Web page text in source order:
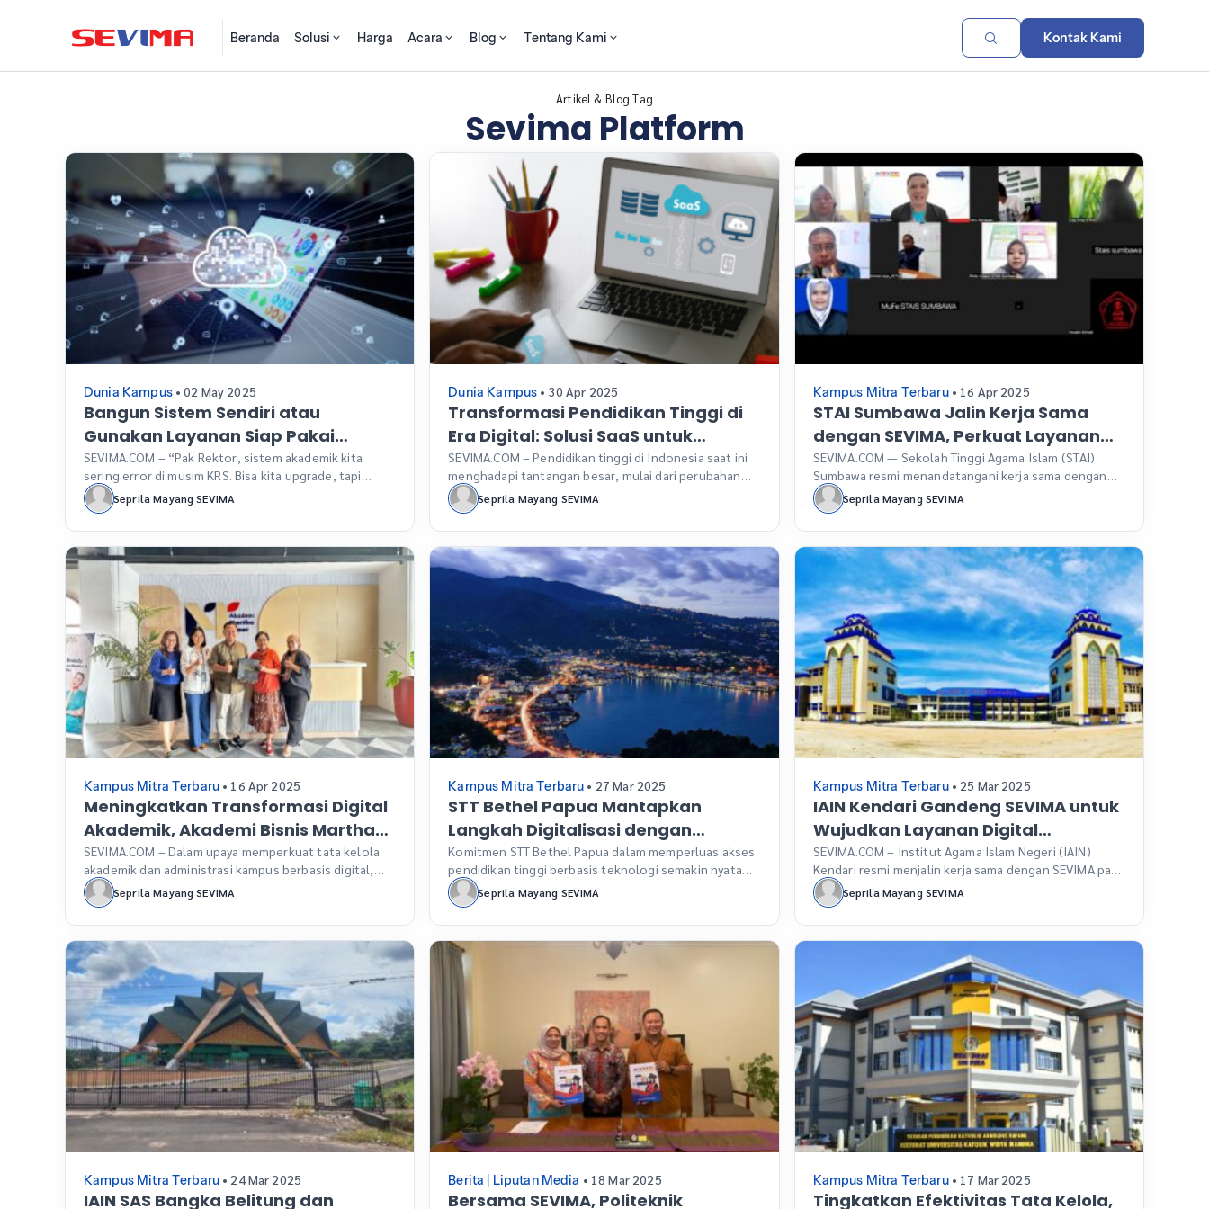
Beranda Solusi Harga Acara Blog Tentang Kami Kontak Kami
Artikel & Blog Tag
Sevima Platform
Dunia Kampus • 02 May 2025
Bangun Sistem Sendiri atau
Gunakan Layanan Siap Pakai
(SaaS)? Ini Solusi Terbaik untuk
Kampus Anda
SEVIMA.COM – “Pak Rektor, sistem akademik kita
sering error di musim KRS. Bisa kita upgrade, tapi
butuh server baru. Budget-nya siap, Pak?” Kalimat
seperti itu bukan hal asing di beberapa rapat pimpinan
perguruan tinggi. Tim IT kampus berusaha maksimal
membangun dan menjaga sistem, namun seringkali
terjebak di persoalan klasik, seperti keterbatasan
sumber daya, ketergantungan pada […]
Seprila Mayang SEVIMA
Dunia Kampus • 30 Apr 2025
Transformasi Pendidikan Tinggi di
Era Digital: Solusi SaaS untuk
Meningkatkan Efisiensi Kampus
SEVIMA.COM – Pendidikan tinggi di Indonesia saat ini
menghadapi tantangan besar, mulai dari perubahan
kebutuhan pasar kerja yang semakin dinamis hingga
kesenjangan antara sistem pendidikan dan
perkembangan teknologi yang pesat. Untuk
menghadapi tantangan tersebut, perguruan tinggi
perlu melakukan transformasi digital yang menyeluruh
dengan tujuan menciptakan pengalaman belajar yang
lebih relevan, efisien, dan terjangkau. Salah satu […]
Seprila Mayang SEVIMA
Kampus Mitra Terbaru • 16 Apr 2025
STAI Sumbawa Jalin Kerja Sama
dengan SEVIMA, Perkuat Layanan
Akademik dan Siap Hadapi
Asesmen
SEVIMA.COM — Sekolah Tinggi Agama Islam (STAI)
Sumbawa resmi menandatangani kerja sama dengan
SEVIMA, dalam rangka memperkuat sistem akademik
digital di lingkungan kampus. Penandatanganan nota
kesepahaman ini dilaksanakan secara daring pada
Jumat, 11 April 2025, dan dihadiri langsung oleh
Rektor STAI Sumbawa, Ahmad Jaya, S.Pd., M.T.
Kolaborasi ini menjadi langkah penting dalam
meningkatkan performa layanan […]
Seprila Mayang SEVIMA
Kampus Mitra Terbaru • 16 Apr 2025
Meningkatkan Transformasi Digital
Akademik, Akademi Bisnis Martha
Tilaar Gandeng SEVIMA
SEVIMA.COM – Dalam upaya memperkuat tata kelola
akademik dan administrasi kampus berbasis digital,
Akademi Bisnis Martha Tilaar (ABMT) resmi menjalin
kerja sama strategis dengan SEVIMA, perusahaan
teknologi edukasi terkemuka di Indonesia.
Penandatanganan kerja sama ini pada berlangsung
pada Jumat, 11 April 2025 yang dihadiri oleh jajaran
pimpinan dari kedua belah pihak secara daring.
Kolaborasi ini […]
Seprila Mayang SEVIMA
Kampus Mitra Terbaru • 27 Mar 2025
STT Bethel Papua Mantapkan
Langkah Digitalisasi dengan
SEVIMA, Bukti Komitmen Pendidikan
Inklusif di Timur Indonesia
Komitmen STT Bethel Papua dalam memperluas akses
pendidikan tinggi berbasis teknologi semakin nyata
dengan adopsi platform digital SEVIMA. SEVIMA.COM –
Di tengah semangat pembangunan dan pemerataan
pendidikan tinggi di kawasan timur Indonesia, Sekolah
Tinggi Teologi (STT) Bethel Papua menunjukkan
komitmennya untuk bertransformasi secara digital.
Pada 25 Maret 2025, STT Bethel Papua resmi
menandatangani kerja sama […]
Seprila Mayang SEVIMA
Kampus Mitra Terbaru • 25 Mar 2025
IAIN Kendari Gandeng SEVIMA untuk
Wujudkan Layanan Digital
Terintegrasi
SEVIMA.COM – Institut Agama Islam Negeri (IAIN)
Kendari resmi menjalin kerja sama dengan SEVIMA pada
24 Maret 2025 dalam upaya meningkatkan efisiensi
pengelolaan akademik, keuangan, dan sumber daya
manusia melalui sistem digital yang terintegrasi.
Penandatanganan kerja sama ini menjadi langkah
strategis dalam menghadapi tantangan efisiensi
anggaran sekaligus memastikan pelaksanaan Tri
Dharma Perguruan Tinggi tetap berjalan […]
Seprila Mayang SEVIMA
Kampus Mitra Terbaru • 24 Mar 2025
IAIN SAS Bangka Belitung dan
Berita Liputan Media • 18 Mar 2025
Bersama SEVIMA, Politeknik
Kampus Mitra Terbaru • 17 Mar 2025
Tingkatkan Efektivitas Tata Kelola,